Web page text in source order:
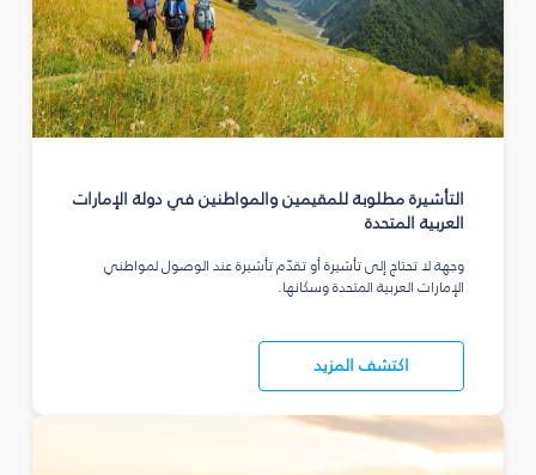
التأشيرة مطلوبة للمقيمين والمواطنين في دولة الإمارات
العربية المتحدة
وجهة لا تحتاج إلى تأشيرة أو تقدّم تأشيرة عند الوصول لمواطني
الإمارات العربية المتحدة وسكانها.
اكتشف المزيد